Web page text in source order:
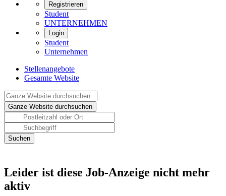
Registrieren
Student
UNTERNEHMEN
Login
Student
Unternehmen
Stellenangebote
Gesamte Website
Leider ist diese Job-Anzeige nicht mehr
aktiv